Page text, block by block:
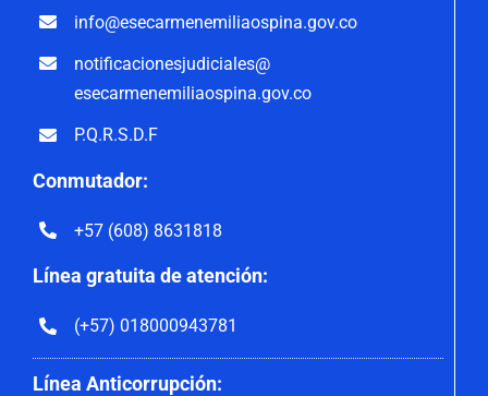
info@esecarmenemiliaospina.gov.co
notificacionesjudiciales@
esecarmenemiliaospina.gov.co
P.Q.R.S.D.F
Conmutador:
+57 (608) 8631818
Línea gratuita de atención:
(+57) 018000943781
Línea Anticorrupción: